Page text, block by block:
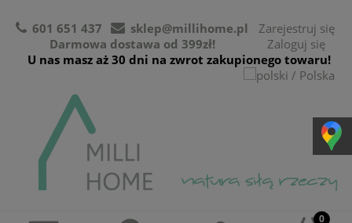
601 651 437
sklep@millihome.pl
Darmowa dostawa od 399zł!
U nas masz aż 30 dni na zwrot zakupionego towaru!
Zarejestruj się
Zaloguj się